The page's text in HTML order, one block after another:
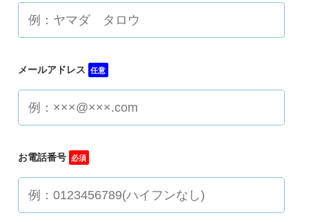
メールアドレス 任意
お電話番号 必須